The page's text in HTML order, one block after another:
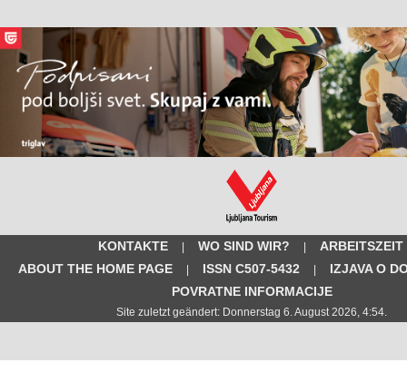
KONTAKTE WO SIND WIR?
ARBEITSZEIT
ABOUT THE HOME PAGE
ISSN C507-5432
IZJAVA O
POVRATNE INFORMACIJE
Site zuletzt geändert: Donnerstag 6. August 2026, 4:54.